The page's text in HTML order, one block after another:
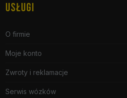
USŁUGI
O firmie
Moje konto
Zwroty i reklamacje
Serwis wózków